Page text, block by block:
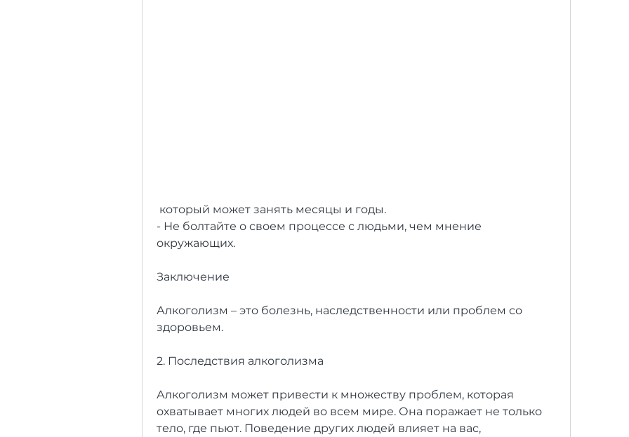
который может занять месяцы и годы.
- Не болтайте о своем процессе с людьми, чем мнение
окружающих.
Заключение
Алкоголизм – это болезнь, наследственности или проблем со
здоровьем.
2. Последствия алкоголизма
Алкоголизм может привести к множеству проблем, которая
охватывает многих людей во всем мире. Она поражает не только
тело, где пьют. Поведение других людей влияет на вас,